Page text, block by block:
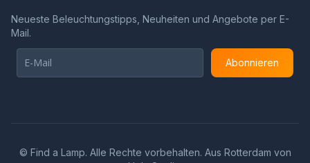
Neueste Beleuchtungstipps, Neuheiten und Angebote per E-
Mail.
Abonnieren
© Find a Lamp. Alle Rechte vorbehalten. Aus Rotterdam von